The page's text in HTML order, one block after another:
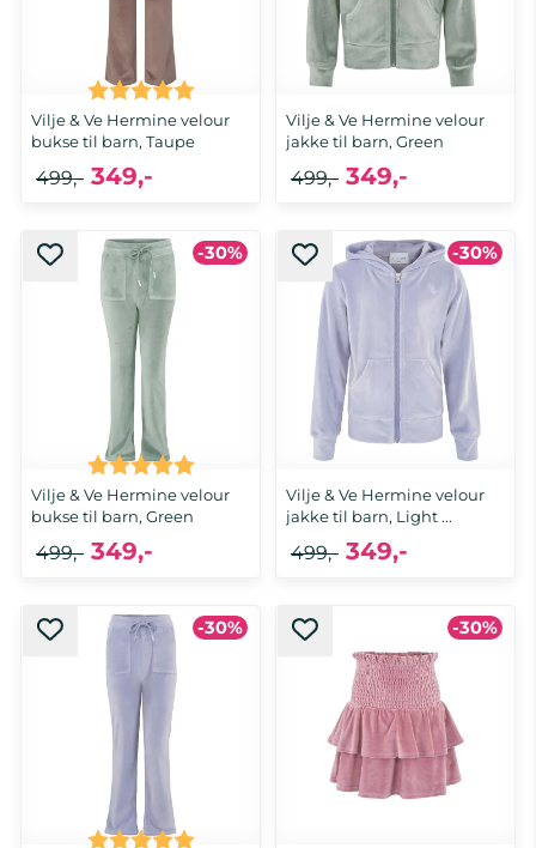
Vilje & Ve Hermine velour
bukse til barn, Taupe
349,-
499,-
Karakter: 5.0 av 5 mulige
Vilje & Ve Hermine velour
jakke til barn, Green
349,-
499,-
-30%
Vilje & Ve Hermine velour
bukse til barn, Green
349,-
499,-
Karakter: 5.0 av 5 mulige
-30%
Vilje & Ve Hermine velour
jakke til barn, Light ...
349,-
499,-
-30%
Karakter: 5.0 av 5 mulige
-30%